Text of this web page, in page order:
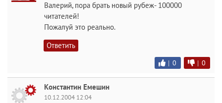
Валерий, пора брать новый рубеж- 100000
читателей!
Пожалуй это реально.
Ответить
| 0 | 0
Константин Емешин
10.12.2004 12:04